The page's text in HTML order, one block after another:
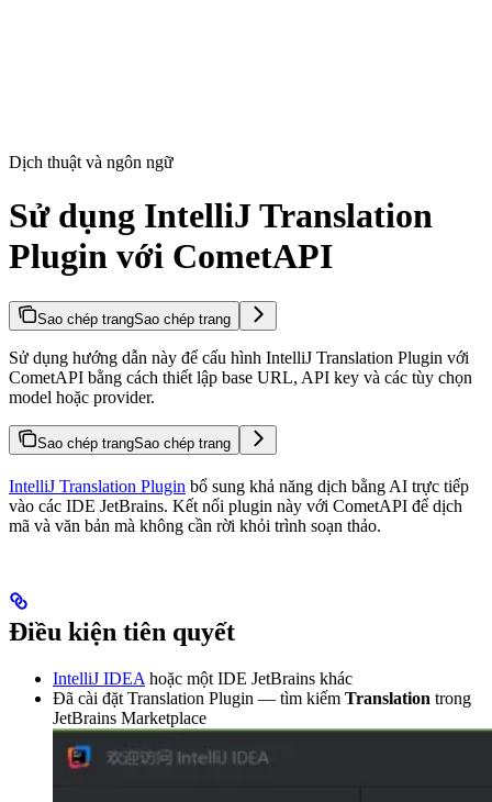
Dịch thuật và ngôn ngữ
Sử dụng IntelliJ Translation
Plugin với CometAPI
Sao chép trangSao chép trang
Sử dụng hướng dẫn này để cấu hình IntelliJ Translation Plugin với
CometAPI bằng cách thiết lập base URL, API key và các tùy chọn
model hoặc provider.
Sao chép trangSao chép trang
IntelliJ Translation Plugin bổ sung khả năng dịch bằng AI trực tiếp
vào các IDE JetBrains. Kết nối plugin này với CometAPI để dịch
mã và văn bản mà không cần rời khỏi trình soạn thảo.
Điều kiện tiên quyết
IntelliJ IDEA hoặc một IDE JetBrains khác
Đã cài đặt Translation Plugin — tìm kiếm Translation trong
JetBrains Marketplace